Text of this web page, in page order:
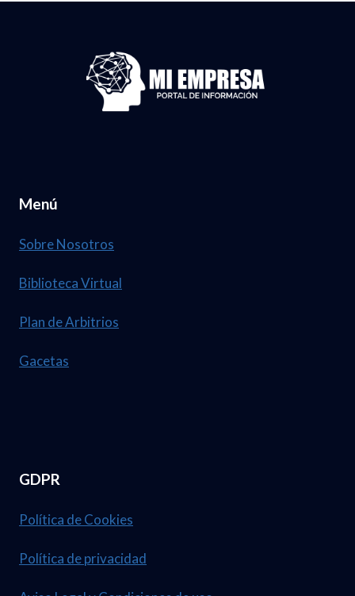
Menú
Sobre Nosotros
Biblioteca Virtual
Plan de Arbitrios
Gacetas
GDPR
Política de Cookies
Política de privacidad